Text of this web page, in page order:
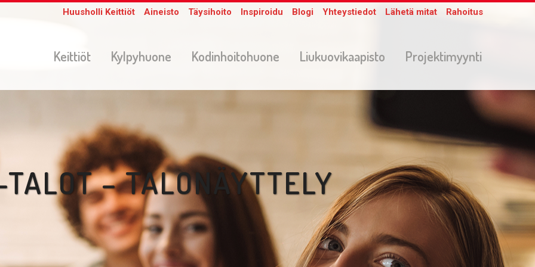
Huusholli Keittiöt Aineisto Täysihoito Inspiroidu Blogi Yhteystiedot Lähetä mitat Rahoitus
Keittiöt Kylpyhuone Kodinhoitohuone Liukuovikaapisto Projektimyynti
– TALONÄYTTELY